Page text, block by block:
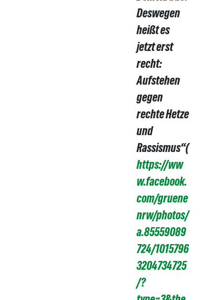
Deswegen
heißt es
jetzt erst
recht:
Aufstehen
gegen
rechte Hetze
und
Rassismus“(
https://ww
w.facebook.
com/gruene
nrw/photos/
a.85559089
724/1015796
3204734725
/?